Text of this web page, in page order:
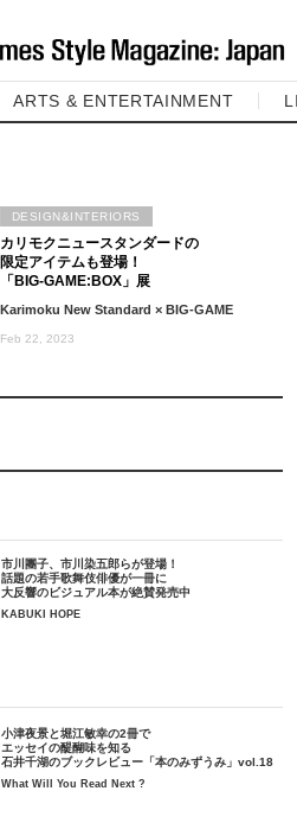
ARTS & ENTERTAINMENT
カリモクニュースタンダードの
限定アイテムも登場！
「BIG-GAME:BOX」展
Karimoku New Standard × BIG-GAME
Feb 22, 2023
DESIGN&INTERIORS
市川團子、市川染五郎らが登場！
話題の若手歌舞伎俳優が一冊に
大反響のビジュアル本が絶賛発売中
KABUKI HOPE
小津夜景と堀江敏幸の2冊で
エッセイの醍醐味を知る
石井千湖のブックレビュー「本のみずうみ」vol.18
What Will You Read Next ?